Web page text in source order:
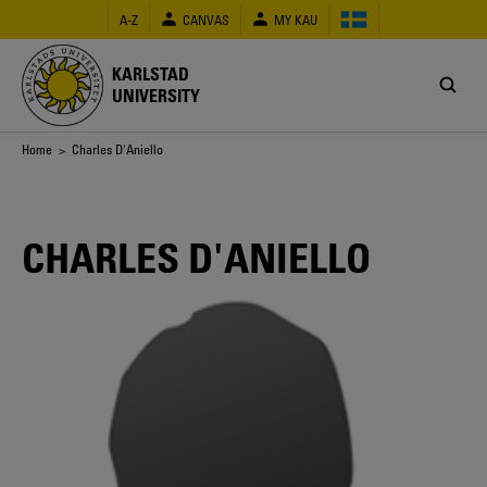
main
content
A-Z CANVAS MY KAU
KARLSTAD
UNIVERSITY
Breadcrumb
Home > Charles D'Aniello
CHARLES D'ANIELLO